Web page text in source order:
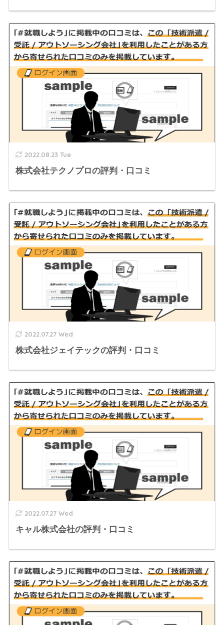
2022.08.23 Tue
株式会社テクノプロの評判・口コミ
2022.07.27 Wed
株式会社ジェイテックの評判・口コミ
2022.07.27 Wed
キャル株式会社の評判・口コミ